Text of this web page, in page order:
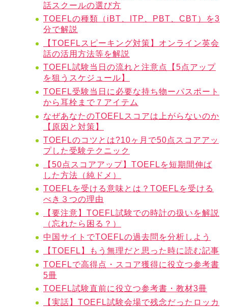
話スクールの選び方
TOEFLの種類（iBT、ITP、PBT、CBT）を3
分で解説
【TOEFLスピーキング対策】オンライン英会
話の活用方法等を解説
TOEFL試験当日の流れと注意点【5点アップ
を狙うスケジュール】
TOEFL受験当日に必要な持ち物ーパスポート
から耳栓まで７アイテム
なぜあなたのTOEFLスコアは上がらないのか
【原因と対策】
TOEFLのコツとは?10ヶ月で50点スコアアッ
プした受験テクニック
【50点スコアアップ】TOEFLを短期間伸ば
した方法（純ドメ）
TOEFLを受ける意味とは？TOEFLを受ける
べき３つの理由
【要注意】TOEFL試験での時計の扱いを解説
（忘れたら困る？）
中国サイトでTOEFLの過去問を分析しよう
【TOEFL】もう無理だと思った時に読む記事
TOEFLで高得点・スコア獲得に役立つ参考書
5冊
TOEFL試験直前に役立つ参考書・教材3冊
【実話】TOEFL試験会場で残念だったロッカ